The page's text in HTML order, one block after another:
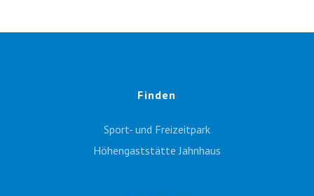
Finden
Sport- und Freizeitpark
Höhengaststätte Jahnhaus